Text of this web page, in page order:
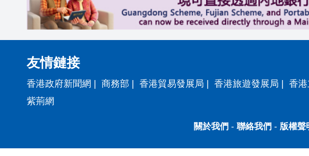
友情鏈接
香港政府新聞網 商務部 香港貿易發展局 香港旅遊發展局 香
紫荊網
關於我們 - 聯絡我們 - 版權聲